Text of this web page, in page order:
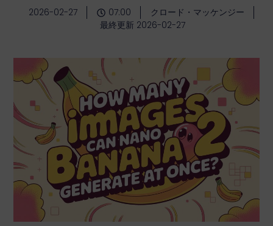
2026-02-27 07:00
クロード・マッケンジー
最終更新 2026-02-27